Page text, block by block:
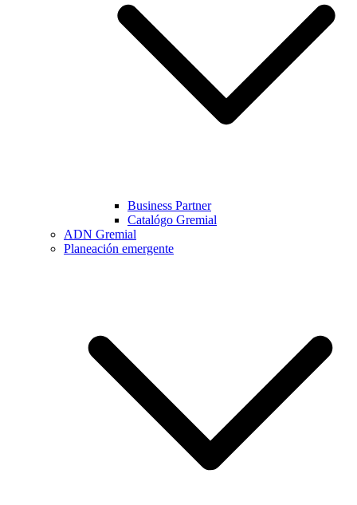
Business Partner
Catalógo Gremial
ADN Gremial
Planeación emergente